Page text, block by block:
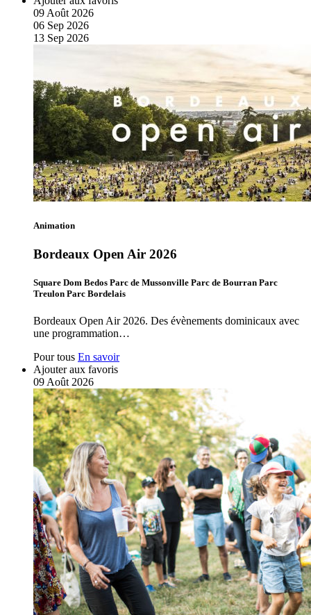
09Août 2026
06 Sep 2026
13 Sep 2026
Animation
Bordeaux Open Air 2026
Square Dom Bedos Parc de Mussonville Parc de Bourran Parc
Treulon Parc Bordelais
Bordeaux Open Air 2026. Des évènements dominicaux avec
une programmation…
Pour tous En savoir
Ajouter aux favoris
09 Août 2026